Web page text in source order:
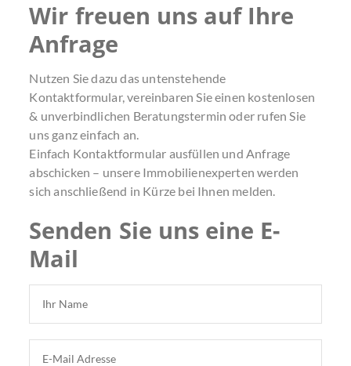
Wir freuen uns auf Ihre
Anfrage
Nutzen Sie dazu das untenstehende
Kontaktformular, vereinbaren Sie einen kostenlosen
& unverbindlichen Beratungstermin oder rufen Sie
uns ganz einfach an.
Einfach Kontaktformular ausfüllen und Anfrage
abschicken – unsere Immobilienexperten werden
sich anschließend in Kürze bei Ihnen melden.
Senden Sie uns eine E-
Mail